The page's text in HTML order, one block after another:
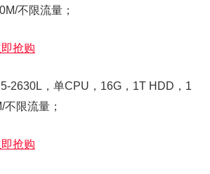
不限流量；
抢购
2630L，单CPU，16G，1T HDD，1
不限流量；
抢购